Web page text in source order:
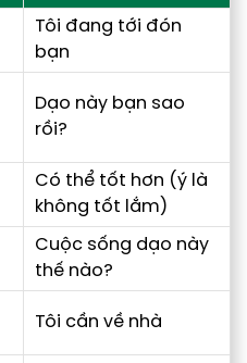
Tôi đang tới đón
bạn
Dạo này bạn sao
rồi?
Có thể tốt hơn (ý là
không tốt lắm)
Cuộc sống dạo này
thế nào?
Tôi cần về nhà